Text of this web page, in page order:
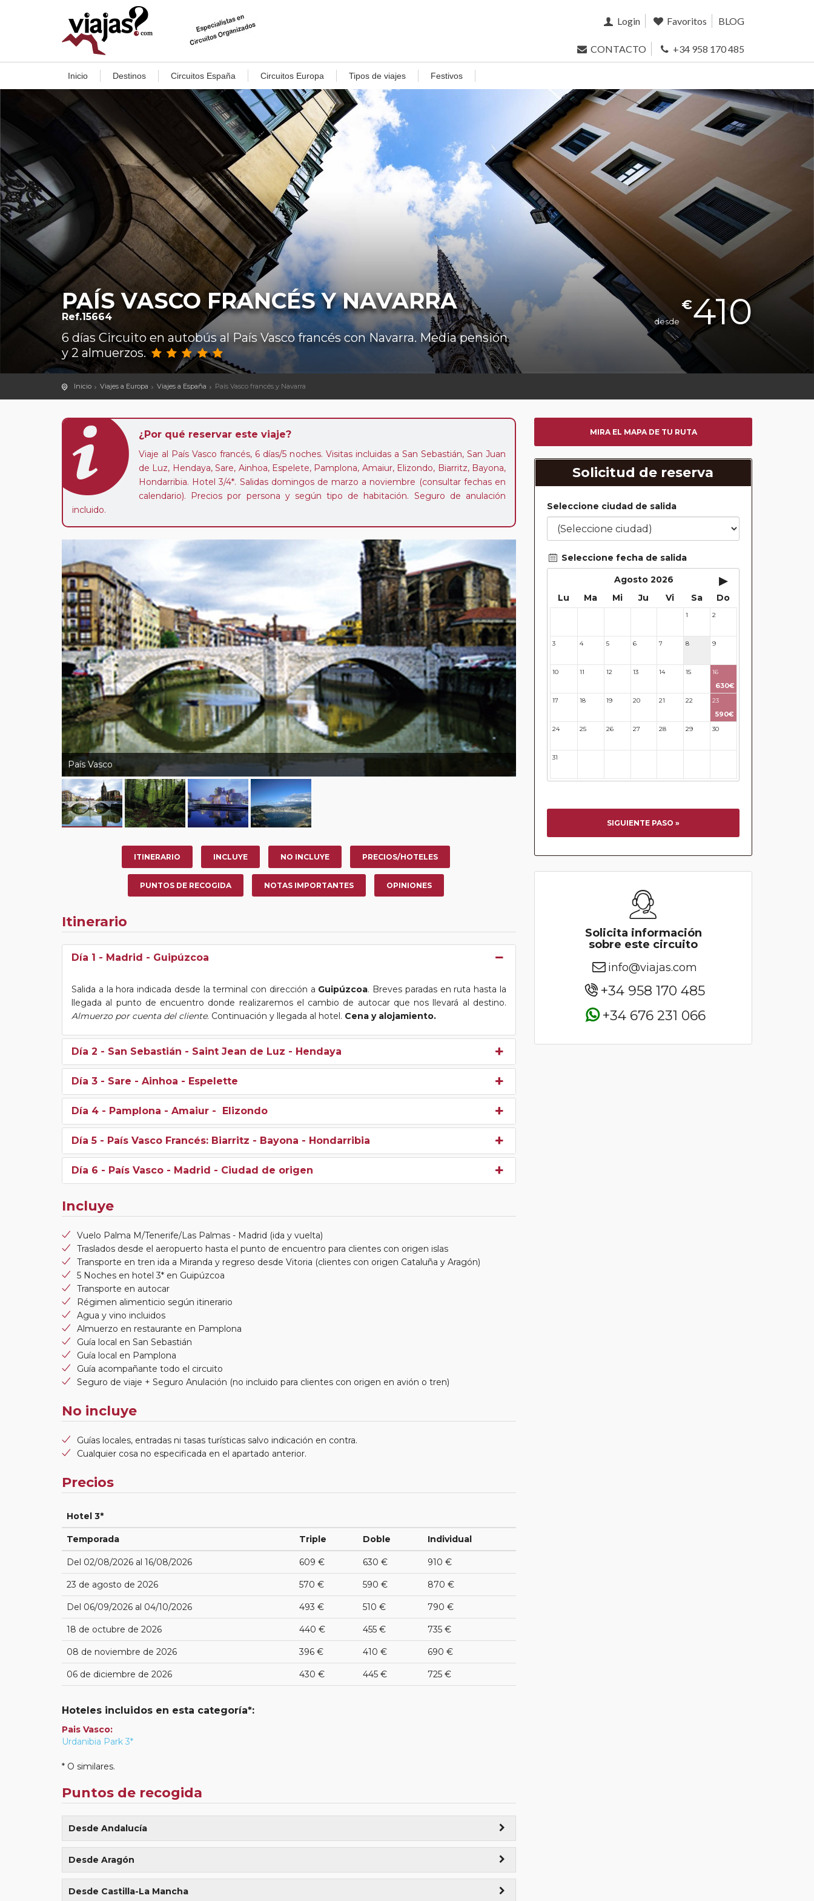
Login Favoritos BLOG
CONTACTO +34 958 170 485
Inicio Destinos Circuitos España Circuitos Europa Tipos de viajes Festivos
PAÍS VASCO FRANCÉS Y NAVARRA
Ref.15664
6 días Circuito en autobús al País Vasco francés con Navarra. Media pensión
y 2 almuerzos.
desde
€410
Inicio Viajes a Europa Viajes a España País Vasco francés y Navarra
¿Por qué reservar este viaje?
Viaje al País Vasco francés, 6 días/5 noches. Visitas incluidas a San Sebastián, San Juan
de Luz, Hendaya, Sare, Ainhoa, Espelete, Pamplona, Amaiur, Elizondo, Biarritz, Bayona,
Hondarribia. Hotel 3/4*. Salidas domingos de marzo a noviembre (consultar fechas en
calendario). Precios por persona y según tipo de habitación. Seguro de anulación
incluido.
País Vasco
ITINERARIO INCLUYE NO INCLUYE PRECIOS/HOTELES
PUNTOS DE RECOGIDA NOTAS IMPORTANTES OPINIONES
Itinerario
Día 1 - Madrid - Guipúzcoa
Salida a la hora indicada desde la terminal con dirección a Guipúzcoa. Breves paradas en ruta hasta la
llegada al punto de encuentro donde realizaremos el cambio de autocar que nos llevará al destino.
Almuerzo por cuenta del cliente. Continuación y llegada al hotel. Cena y alojamiento.
Día 2 - San Sebastián - Saint Jean de Luz - Hendaya
Día 3 - Sare - Ainhoa - Espelette
Día 4 - Pamplona - Amaiur - Elizondo
Día 5 - País Vasco Francés: Biarritz - Bayona - Hondarribia
Día 6 - País Vasco - Madrid - Ciudad de origen
Incluye
Vuelo Palma M/Tenerife/Las Palmas - Madrid (ida y vuelta)
Traslados desde el aeropuerto hasta el punto de encuentro para clientes con origen islas
Transporte en tren ida a Miranda y regreso desde Vitoria (clientes con origen Cataluña y Aragón)
5 Noches en hotel 3* en Guipúzcoa
Transporte en autocar
Régimen alimenticio según itinerario
Agua y vino incluidos
Almuerzo en restaurante en Pamplona
Guía local en San Sebastián
Guía local en Pamplona
Guía acompañante todo el circuito
Seguro de viaje + Seguro Anulación (no incluido para clientes con origen en avión o tren)
No incluye
Guías locales, entradas ni tasas turísticas salvo indicación en contra.
Cualquier cosa no especificada en el apartado anterior.
Precios
Hotel 3*
Temporada Triple Doble Individual
Del 02/08/2026 al 16/08/2026 609 € 630 € 910 €
23 de agosto de 2026 570 € 590 € 870 €
Del 06/09/2026 al 04/10/2026 493 € 510 € 790 €
18 de octubre de 2026 440 € 455 € 735 €
08 de noviembre de 2026 396 € 410 € 690 €
06 de diciembre de 2026 430 € 445 € 725 €
Hoteles incluidos en esta categoría*:
Pais Vasco:
Urdanibia Park 3*
* O similares.
Puntos de recogida
Desde Andalucía
Alcalá la Real (**) (Recinto Ferial, Frente a Estación de Autobuses 06:30)
Algeciras (Rotonda Hipercor, acera de entrada a El Corte Inglés 01:00)
Desde Aragón
Desde Castilla-La Mancha
MIRA EL MAPA DE TU RUTA
Solicitud de reserva
Seleccione ciudad de salida
Seleccione fecha de salida
Agosto 2026
▸
Lu Ma Mi Ju Vi Sa Do
1 2
3 4 5 6 7 8 9
10 11 12 13 14 15 16
630€
17 18 19 20 21 22 23
590€
24 25 26 27 28 29 30
31
SIGUIENTE PASO »
Solicita información
sobre este circuito
info@viajas.com
+34 958 170 485
+34 676 231 066